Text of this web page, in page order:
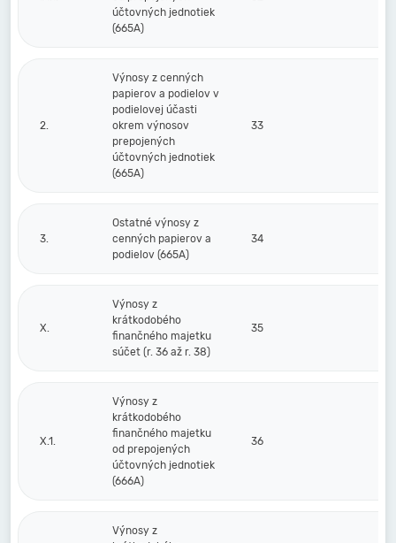
účtovných jednotiek
(665A)
2.
Výnosy z cenných
papierov a podielov v
podielovej účasti
okrem výnosov
prepojených
účtovných jednotiek
(665A)
33
3.
Ostatné výnosy z
cenných papierov a
podielov (665A)
34
X.
Výnosy z
krátkodobého
finančného majetku
súčet (r. 36 až r. 38)
35
X.1.
Výnosy z
krátkodobého
finančného majetku
od prepojených
účtovných jednotiek
(666A)
36
Výnosy z